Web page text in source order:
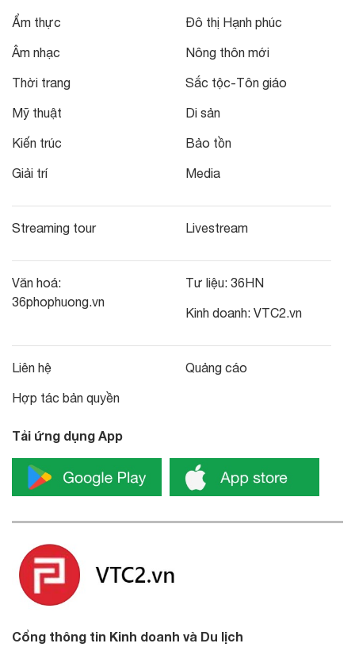
Ẩm thực
Âm nhạc
Thời trang
Mỹ thuật
Kiến trúc
Giải trí
Đô thị Hạnh phúc
Nông thôn mới
Sắc tộc-Tôn giáo
Di sản
Bảo tồn
Media
Streaming tour Livestream
Văn hoá:
36phophuong.vn
Tư liệu: 36HN
Kinh doanh: VTC2.vn
Liên hệ
Hợp tác bản quyền
Quảng cáo
Tải ứng dụng App
Cổng thông tin Kinh doanh và Du lịch